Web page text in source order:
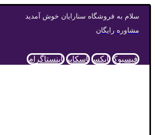
سلام به فروشگاه سنارایان خوش آمدید
مشاوره رایگان
فیسبوک ایکس اسکایپ اینستاگرام